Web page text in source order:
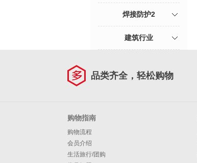
焊接防护2
建筑行业
品类齐全，轻松购物
购物指南
购物流程
会员介绍
生活旅行/团购